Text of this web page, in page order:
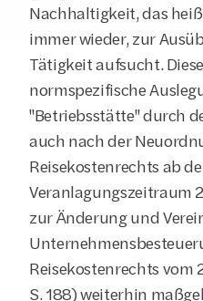
Nachhaltigkeit, das
immer wieder, zur
Tätigkeit aufsucht.
normspezifische
"Betriebsstätte" durch
auch nach der
Reisekostenrechts ab
Veranlagungszeitraum
zur Änderung und
Reisekostenrechts vom
S. 188) weiterhin